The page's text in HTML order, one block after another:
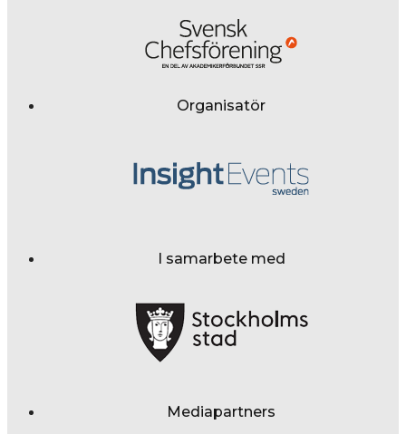
Organisatör
I samarbete med
Mediapartners